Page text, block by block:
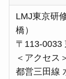
LMJ東京研
橋）
〒113-0033
＜アクセス
都営三田線